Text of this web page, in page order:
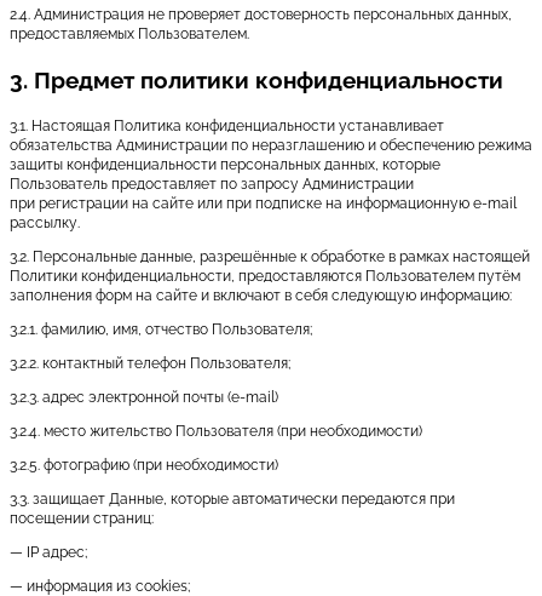
2.4. Администрация не проверяет достоверность персональных данных,
предоставляемых Пользователем.
3. Предмет политики конфиденциальности
3.1. Настоящая Политика конфиденциальности устанавливает
обязательства Администрации по неразглашению и обеспечению режима
защиты конфиденциальности персональных данных, которые
Пользователь предоставляет по запросу Администрации
при регистрации на сайте или при подписке на информационную e-mail
рассылку.
3.2. Персональные данные, разрешённые к обработке в рамках настоящей
Политики конфиденциальности, предоставляются Пользователем путём
заполнения форм на сайте и включают в себя следующую информацию:
3.2.1. фамилию, имя, отчество Пользователя;
3.2.2. контактный телефон Пользователя;
3.2.3. адрес электронной почты (e-mail)
3.2.4. место жительство Пользователя (при необходимости)
3.2.5. фотографию (при необходимости)
3.3. защищает Данные, которые автоматически передаются при
посещении страниц:
— IP адрес;
— информация из cookies;